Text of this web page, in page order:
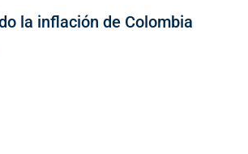
la inflación de Colombia